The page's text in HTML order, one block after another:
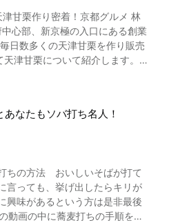
めですが、素朴でお米の味が
同地原産の栗外川合わせること
② 選別 動画の
いきます。 こちらも手作業と
なたもソバ打ち名人！